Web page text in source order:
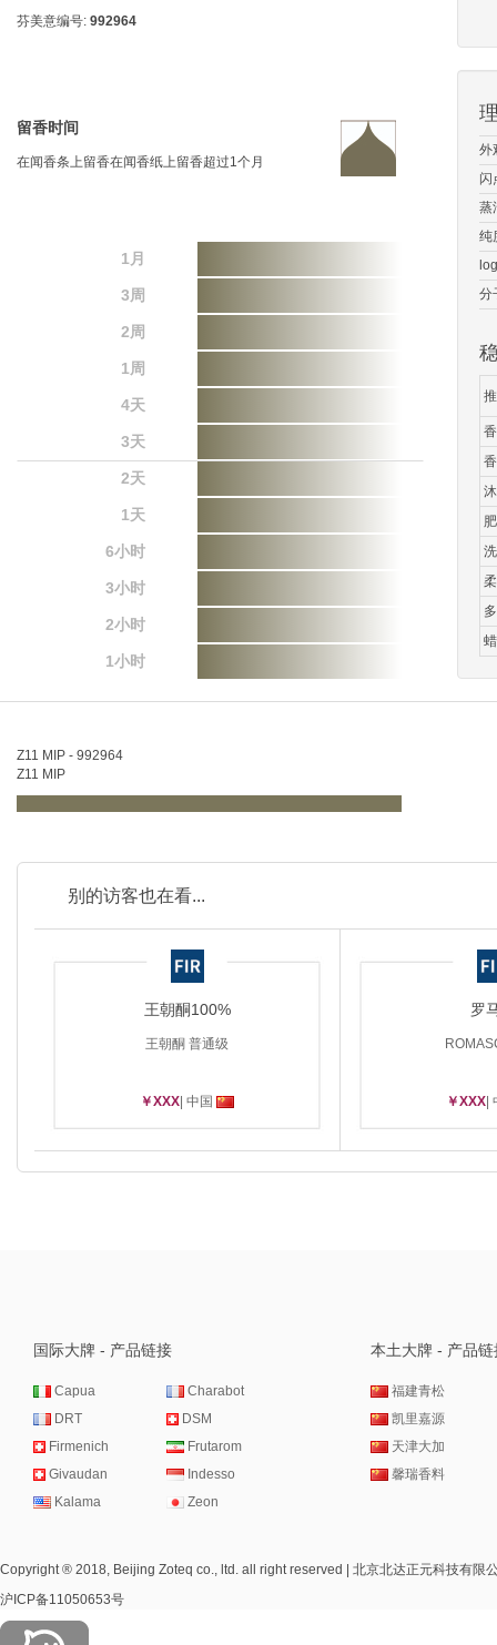
芬美意编号: 992964
留香时间
在闻香条上留香在闻香纸上留香超过1个月
1月
3周
2周
1周
4天
3天
2天
1天
6小时
3小时
2小时
1小时
外
闪
蒸
纯
分
Z11 MIP - 992964
Z11 MIP
别的访客也在看...
王朝酮100%
王朝酮 普通级
￥XXX | 中国
罗
￥XXX
国际大牌 - 产品链接
Capua
Charabot
DRT
DSM
Firmenich
Frutarom
Givaudan
Indesso
Kalama
Zeon
本土大牌 - 产品链
福建青松
凯里嘉源
天津大加
馨瑞香料
Copyright ® 2018, Beijing Zoteq co., ltd. all right reserved | 北京北达正元科技有限
沪ICP备11050653号